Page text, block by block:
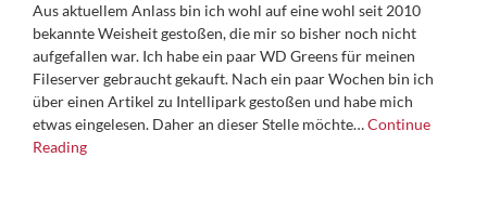
Aus aktuellem Anlass bin ich wohl auf eine wohl seit 2010
bekannte Weisheit gestoßen, die mir so bisher noch nicht
aufgefallen war. Ich habe ein paar WD Greens für meinen
Fileserver gebraucht gekauft. Nach ein paar Wochen bin ich
über einen Artikel zu Intellipark gestoßen und habe mich
etwas eingelesen. Daher an dieser Stelle möchte…Continue
Reading